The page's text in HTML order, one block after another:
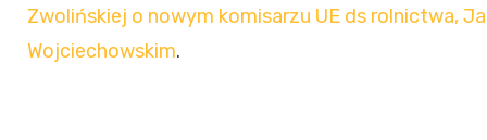
Zwolińskiej o nowym komisarzu UE ds rolnictwa,
Wojciechowskim.